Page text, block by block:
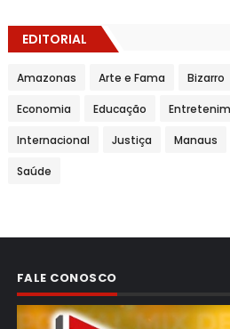
EDITORIAL
Amazonas Arte e Fama Bizarro
Economia Educação
Internacional Justiça Manaus
Saúde
FALE CONOSCO